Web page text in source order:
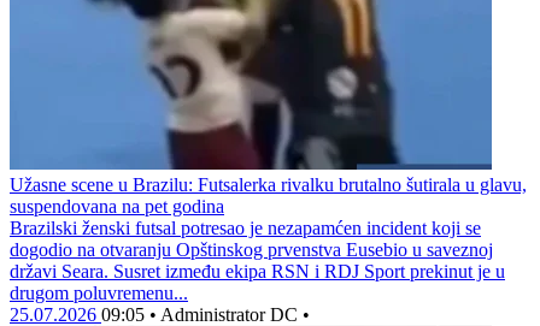
Užasne scene u Brazilu: Futsalerka rivalku brutalno šutirala u glavu,
suspendovana na pet godina
Brazilski ženski futsal potresao je nezapamćen incident koji se
dogodio na otvaranju Opštinskog prvenstva Eusebio u saveznoj
državi Seara. Susret između ekipa RSN i RDJ Sport prekinut je u
drugom poluvremenu...
25.07.2026 09:05 • Administrator DC •